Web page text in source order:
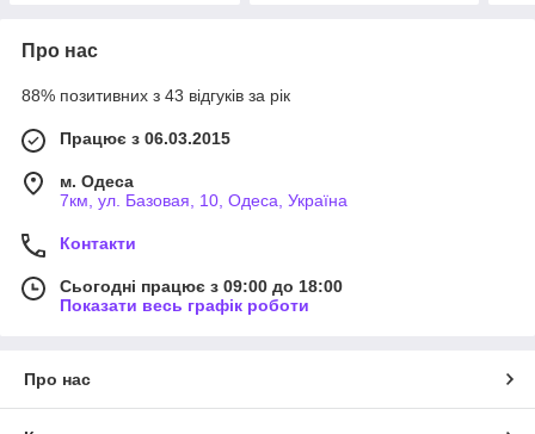
Про нас
88% позитивних з 43 відгуків за рік
Працює з 06.03.2015
м. Одеса
7км, ул. Базовая, 10, Одеса, Україна
Контакти
Сьогодні працює з 09:00 до 18:00
Показати весь графік роботи
Про нас